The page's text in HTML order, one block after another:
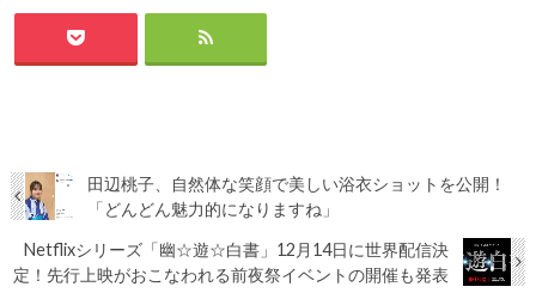
田辺桃子、自然体な笑顔で美しい浴衣ショットを公開！
「どんどん魅力的になりますね」
Netflixシリーズ「幽☆遊☆白書」12月14日に世界配信決
定！先行上映がおこなわれる前夜祭イベントの開催も発表